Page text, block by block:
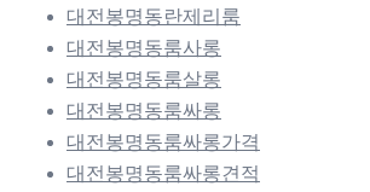
대전봉명동란제리룸
대전봉명동룸사롱
대전봉명동룸살롱
대전봉명동룸싸롱
대전봉명동룸싸롱가격
대전봉명동룸싸롱견적